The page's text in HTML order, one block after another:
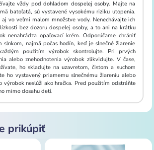
vždy pod dohľadom dospelej osoby. Majte na
batoľatá, sú vystavené vysokému riziku utopenia.
vo veľmi malom množstve vody. Nenechávajte ich
bez dozoru dospelej osoby, a to ani na krátku
nenahrádza opaľovací krém. Odporúčame chrániť
najmä počas hodín, keď je slnečné žiarenie
použitím výrobok skontrolujte. Pri prvých
alebo znehodnotenia výrobok zlikvidujte. V čase,
ho skladujte na uzavretom, čistom a suchom
ho vystavený priamemu slnečnému žiareniu alebo
výrobok neslúži ako hračka. Pred použitím odstráňte
mimo dosahu detí.
prikúpiť